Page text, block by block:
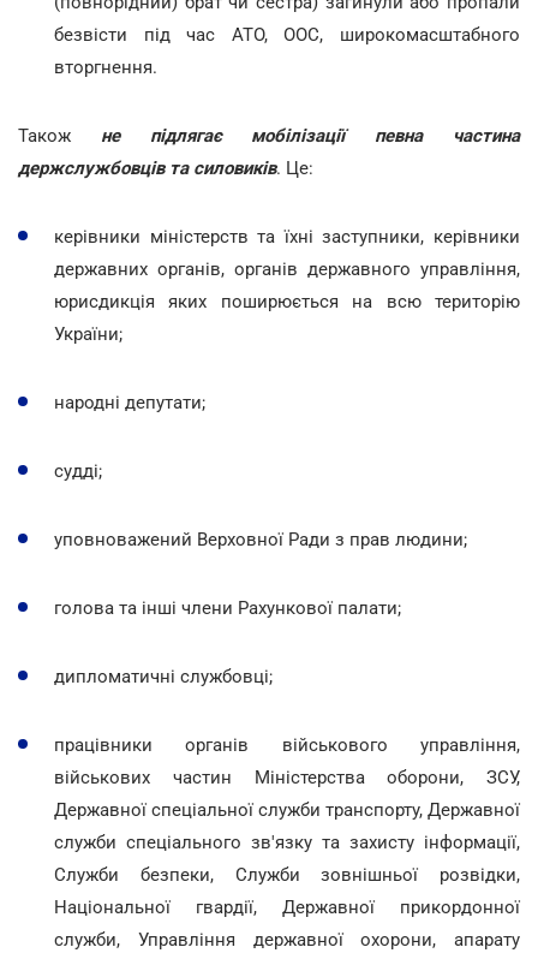
безвісти під час АТО, ООС, широкомасштабного
вторгнення.
Також не підлягає мобілізації певна частина
держслужбовців та силовиків. Це:
керівники міністерств та їхні заступники, керівники
державних органів, органів державного управління,
юрисдикція яких поширюється на всю територію
України;
народні депутати;
судді;
уповноважений Верховної Ради з прав людини;
голова та інші члени Рахункової палати;
дипломатичні службовці;
працівники органів військового управління,
військових частин Міністерства оборони, ЗСУ,
Державної спеціальної служби транспорту, Державної
служби спеціального зв'язку та захисту інформації,
Служби безпеки, Служби зовнішньої розвідки,
Національної гвардії, Державної прикордонної
служби, Управління державної охорони, апарату